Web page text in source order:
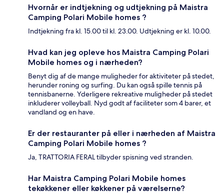
Hvornår er indtjekning og udtjekning på Maistra
Camping Polari Mobile homes ?
Indtjekning fra kl. 15.00 til kl. 23.00. Udtjekning er kl. 10.00.
Hvad kan jeg opleve hos Maistra Camping Polari
Mobile homes og i nærheden?
Benyt dig af de mange muligheder for aktiviteter på stedet,
herunder roning og surfing. Du kan også spille tennis på
tennisbanerne. Yderligere rekreative muligheder på stedet
inkluderer volleyball. Nyd godt af faciliteter som 4 barer, et
vandland og en have.
Er der restauranter på eller i nærheden af Maistra
Camping Polari Mobile homes ?
Ja, TRATTORIA FERAL tilbyder spisning ved stranden.
Har Maistra Camping Polari Mobile homes
tekøkkener eller køkkener på værelserne?